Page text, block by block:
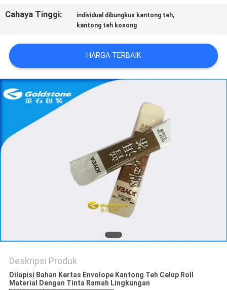
MINTA
SITEMAP
KEBIJAKAN
PRIVASI
Cahaya Tinggi: individual dibungkus kantong teh,
kantong teh kosong
HARGA TERBAIK
Deskripsi Produk
Dilapisi Bahan Kertas Envolope Kantong Teh Celup Roll
Material Dengan Tinta Ramah Lingkungan